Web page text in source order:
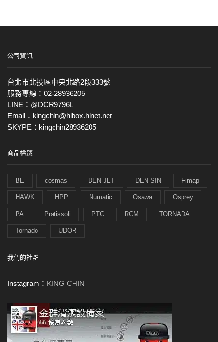
公司資訊
台北市北投區中央北路2段333號
服務專線：02-28936205
LINE：@DCR9796L
Email：kingchin@hibox.hinet.net
SKYPE：kingchin28936205
商品標籤
BE cosmas DEN-JET DEN-SIN Fimap
HAWK HPP Numatic Osawa Osprey
PA Pratissoli PTC RCM TORNADA
Tornado UDOR
我們的社群
Instagram： KING CHIN